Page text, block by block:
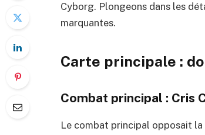
Cyborg. Plongeons dans les
marquantes.
Carte principale :
Combat principal : Cris
Le combat principal opposait la